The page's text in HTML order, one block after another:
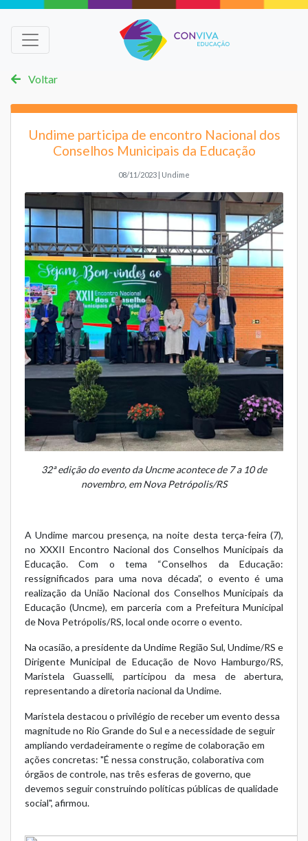
Voltar
Undime participa de encontro Nacional dos
Conselhos Municipais da Educação
08/11/2023 | Undime
32ª edição do evento da Uncme acontece de 7 a 10 de
novembro, em Nova Petrópolis/RS
A Undime marcou presença, na noite desta terça-feira (7),
no XXXII Encontro Nacional dos Conselhos Municipais da
Educação. Com o tema “Conselhos da Educação:
ressignificados para uma nova década”, o evento é uma
realização da União Nacional dos Conselhos Municipais da
Educação (Uncme), em parceria com a Prefeitura Municipal
de Nova Petrópolis/RS, local onde ocorre o evento.
Na ocasião, a presidente da Undime Região Sul, Undime/RS e
Dirigente Municipal de Educação de Novo Hamburgo/RS,
Maristela Guasselli, participou da mesa de abertura,
representando a diretoria nacional da Undime.
Maristela destacou o privilégio de receber um evento dessa
magnitude no Rio Grande do Sul e a necessidade de seguir
ampliando verdadeiramente o regime de colaboração em
ações concretas: "É nessa construção, colaborativa com
órgãos de controle, nas três esferas de governo, que
devemos seguir construindo políticas públicas de qualidade
social", afirmou.